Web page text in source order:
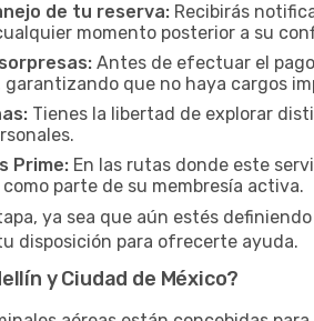
de tu reserva: Recibirás
momento posterior a su
Antes de efectuar el
que no haya cargos
Tienes la libertad de explorar
Prime: En las rutas donde este
parte de su membresía activa.
ya sea que aún estés
disposición para ofrecerte ayuda.
y Ciudad de México?